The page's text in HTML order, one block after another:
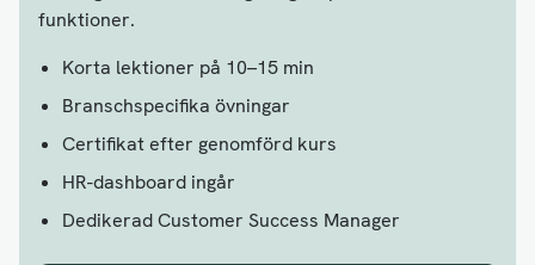
funktioner.
Korta lektioner på 10–15 min
Branschspecifika övningar
Certifikat efter genomförd kurs
HR-dashboard ingår
Dedikerad Customer Success Manager